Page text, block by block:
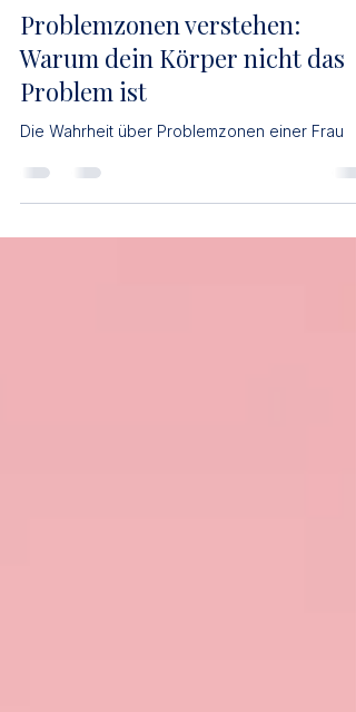
Tatyana Sims
13. Feb.
1 Min. Lesezeit
Warum dein Körper nicht das
Problem ist